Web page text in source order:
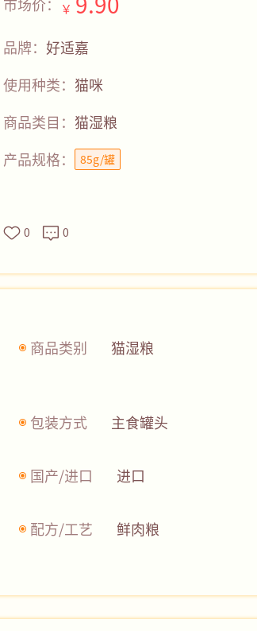
￥
品牌： 好适嘉
使用种类： 猫咪
商品类目： 猫湿粮
产品规格：
85g/罐
0 0
商品类别 猫湿粮
包装方式 主食罐头
国产/进口 进口
配方/工艺 鲜肉粮